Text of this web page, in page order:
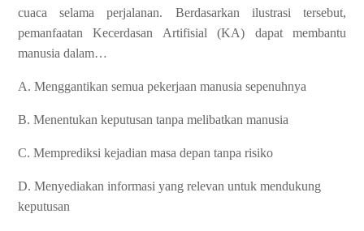
cuaca selama perjalanan. Berdasarkan ilustrasi tersebut,
pemanfaatan Kecerdasan Artifisial (KA) dapat membantu
manusia dalam…
A. Menggantikan semua pekerjaan manusia sepenuhnya
B. Menentukan keputusan tanpa melibatkan manusia
C. Memprediksi kejadian masa depan tanpa risiko
D. Menyediakan informasi yang relevan untuk mendukung
keputusan